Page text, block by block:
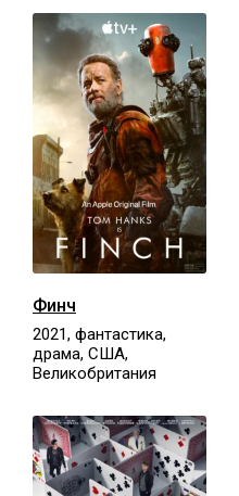
Финч
2021, фантастика,
драма, США,
Великобритания